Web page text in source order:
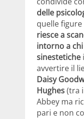
delle
quelle
riesce a
intorno a
sinestetiche
avvertire il
Daisy
Hughes(tra
Abbey ma
pari e non